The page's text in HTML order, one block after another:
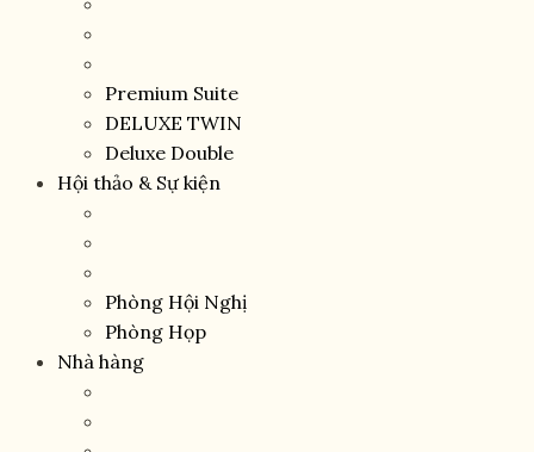
Premium Suite
DELUXE TWIN
Deluxe Double
Hội thảo & Sự kiện
Phòng Hội Nghị
Phòng Họp
Nhà hàng